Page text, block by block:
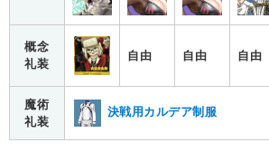
概念
礼装
自由 自由 自由
魔術
礼装
決戦用カルデア制服